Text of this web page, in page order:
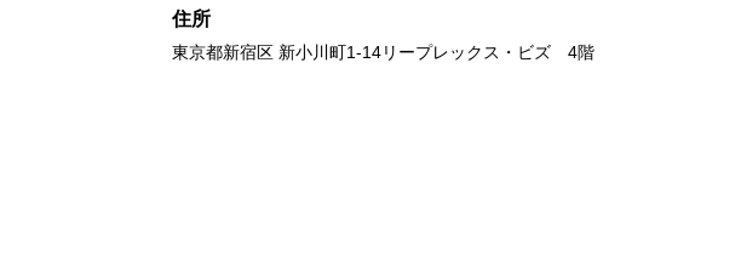
住所
東京都新宿区 新小川町1-14リープレックス・ビズ 4階